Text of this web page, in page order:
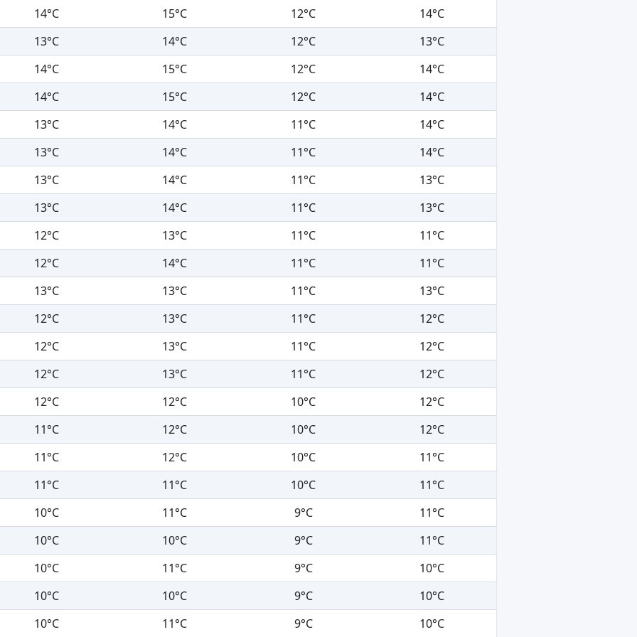
14°C 15°C 12°C
14°C
13°C
14°C 12°C
13°C
14°C
15°C 12°C
14°C
14°C
15°C 12°C
14°C
13°C
14°C 11°C
14°C
13°C
14°C 11°C
14°C
13°C
14°C 11°C
13°C
13°C
14°C 11°C
13°C
12°C
13°C 11°C
11°C
12°C
14°C 11°C
11°C
13°C
13°C 11°C
13°C
12°C
13°C 11°C
12°C
12°C
13°C 11°C
12°C
12°C
13°C 11°C
12°C
12°C
12°C 10°C
12°C
11°C
12°C 10°C
12°C
11°C
12°C 10°C
11°C
11°C
11°C 10°C
11°C
10°C
11°C 9°C
11°C
10°C
10°C 9°C
11°C
10°C
11°C 9°C
10°C
10°C
10°C 9°C
10°C
10°C
11°C 9°C 10°C